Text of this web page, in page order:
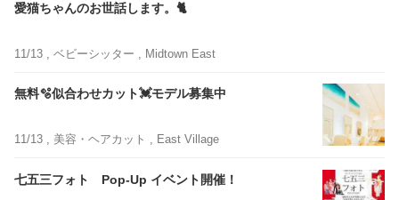
愛猫ちゃんのお世話します。🐈
11/13 , ベビーシッター , Midtown East
無料🫧似合わせカット💓‪モデル募集中
11/13 , 美容・ヘアカット , East Village
七五三フォト Pop-Up イベント開催！